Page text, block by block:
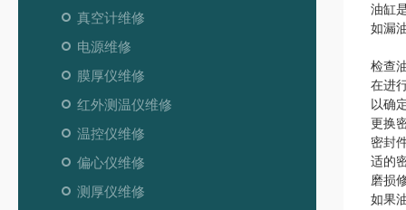
真空计维修
电源维修
膜厚仪维修
红外测温仪维修
温控仪维修
偏心仪维修
测厚仪维修
油缸
如漏
检查
在进
以确
更换
密封
适的
磨损
如果